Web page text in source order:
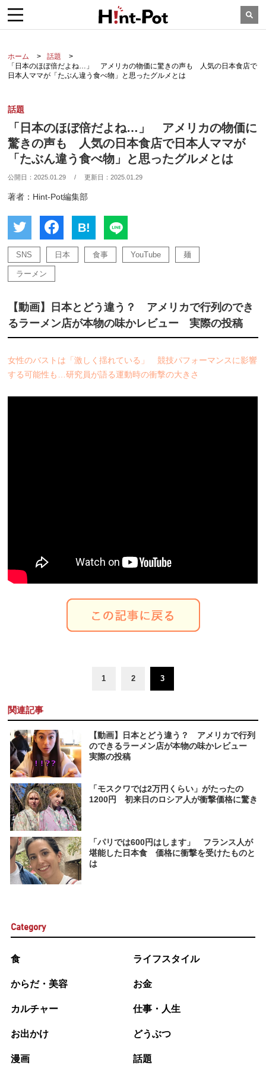
ホーム
話題
「日本のほぼ倍だよね…」 アメリカの物価に驚きの声も 人気の日本食店で
日本人ママが「たぶん違う食べ物」と思ったグルメとは
話題
「日本のほぼ倍だよね…」 アメリカの物価に
驚きの声も 人気の日本食店で日本人ママが
「たぶん違う食べ物」と思ったグルメとは
公開日：2025.01.29 / 更新日：2025.01.29
著者：Hint-Pot編集部
B!
SNS 日本 食事 YouTube 麺
ラーメン
【動画】日本とどう違う？ アメリカで行列のでき
るラーメン店が本物の味かレビュー 実際の投稿
女性のバストは「激しく揺れている」 競技パフォーマンスに影響
する可能性も…研究員が語る運動時の衝撃の大きさ
1 2 3
関連記事
【動画】日本とどう違う？ アメリカで行列
のできるラーメン店が本物の味かレビュー
実際の投稿
「モスクワでは2万円くらい」がたったの
1200円 初来日のロシア人が衝撃価格に驚き
「パリでは600円はします」 フランス人が
堪能した日本食 価格に衝撃を受けたものと
は
Category
食 ライフスタイル
からだ・美容 お金
カルチャー 仕事・人生
お出かけ どうぶつ
漫画 話題